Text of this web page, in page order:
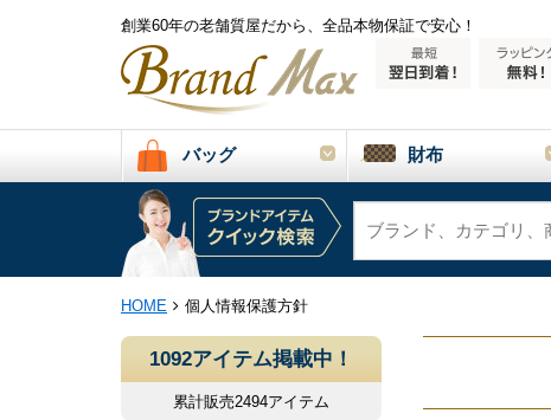
創業60年の老舗質屋だから、全品本物保証で安心！
バッグ 財布
HOME 個人情報保護方針
1092アイテム掲載中！
累計販売2494アイテム